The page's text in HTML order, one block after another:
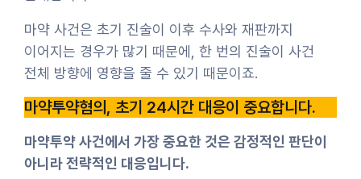
마약 사건은 초기 진술이 이후 수사와 재판까지
이어지는 경우가 많기 때문에, 한 번의 진술이 사건
전체 방향에 영향을 줄 수 있기 때문이죠.
마약투약혐의, 초기 24시간 대응이 중요합니다.
마약투약 사건에서 가장 중요한 것은 감정적인 판단이
아니라 전략적인 대응입니다.